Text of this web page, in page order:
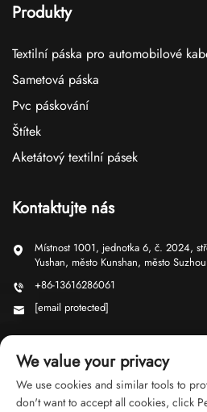
Produkty
Textilní páska pro automobilové
Sametová páska
Pvc páskování
Štítek
Aketátový textilní pásek
Kontaktujte nás
Místnost 1001, jednotka 6, č. 2024,
Yushan, město Kunshan, město
+86-13616286061
[email protected]
We value your privacy
We use cookies and similar tools to
don't want to accept all cookies, click